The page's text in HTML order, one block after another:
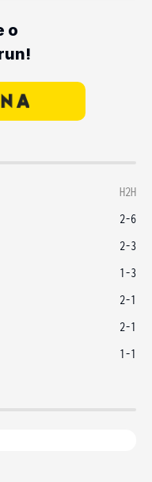
o
H2H
2-6
2-3
1-3
2-1
2-1
1-1